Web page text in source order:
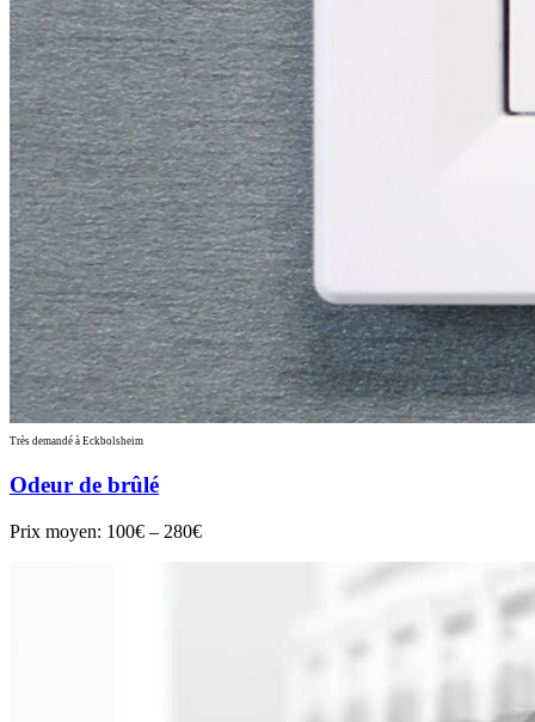
Très demandé à Eckbolsheim
Odeur de brûlé
Prix moyen: 100€ – 280€